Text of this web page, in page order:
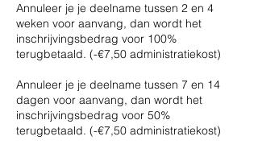
Annuleer je je deelname tussen 2 en 4
weken voor aanvang, dan wordt het
inschrijvingsbedrag voor 100%
terugbetaald. (-€7,50 administratiekost)
Annuleer je je deelname tussen 7 en 14
dagen voor aanvang, dan wordt het
inschrijvingsbedrag voor 50%
terugbetaald. (-€7,50 administratiekost)